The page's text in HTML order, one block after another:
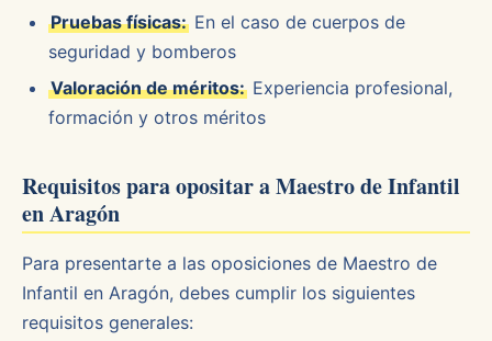
Pruebas físicas: En el caso de cuerpos de
seguridad y bomberos
Valoración de méritos: Experiencia profesional,
formación y otros méritos
Requisitos para opositar a Maestro de Infantil
en Aragón
Para presentarte a las oposiciones de Maestro de
Infantil en Aragón, debes cumplir los siguientes
requisitos generales: